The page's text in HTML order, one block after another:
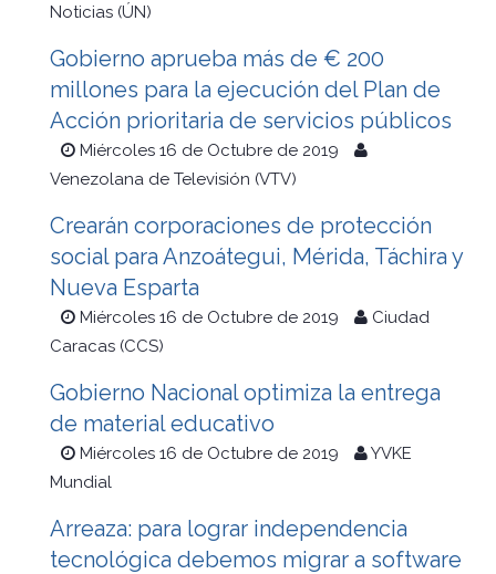
Noticias (ÚN)
Gobierno aprueba más de € 200
millones para la ejecución del Plan de
Acción prioritaria de servicios públicos
Miércoles 16 de Octubre de 2019
Venezolana de Televisión (VTV)
Crearán corporaciones de protección
social para Anzoátegui, Mérida, Táchira y
Nueva Esparta
Miércoles 16 de Octubre de 2019
Ciudad
Caracas (CCS)
Gobierno Nacional optimiza la entrega
de material educativo
Miércoles 16 de Octubre de 2019
YVKE
Mundial
Arreaza: para lograr independencia
tecnológica debemos migrar a software